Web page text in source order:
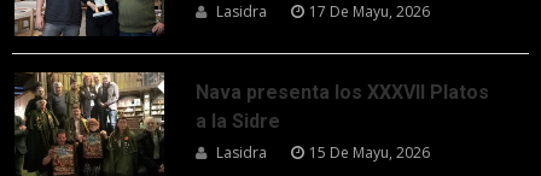
Lasidra 17 De Mayu, 2026
Nava presenta los XXXVII Platos
a la Sidre
Lasidra 15 De Mayu, 2026